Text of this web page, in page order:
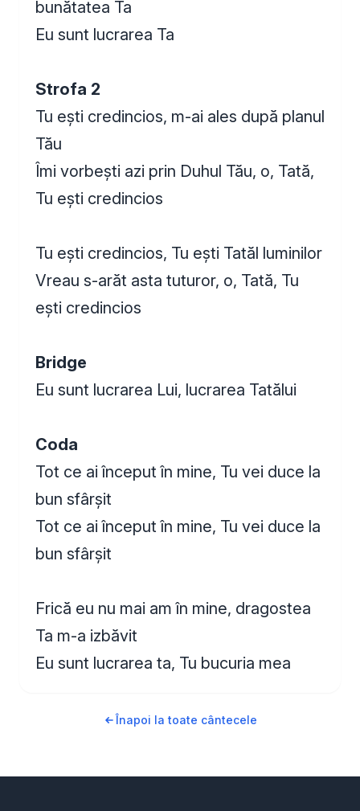
bunătatea Ta
Eu sunt lucrarea Ta
Strofa 2
Tu ești credincios, m-ai ales după planul
Tău
Îmi vorbești azi prin Duhul Tău, o, Tată,
Tu ești credincios
Tu ești credincios, Tu ești Tatăl luminilor
Vreau s-arăt asta tuturor, o, Tată, Tu
ești credincios
Bridge
Eu sunt lucrarea Lui, lucrarea Tatălui
Coda
Tot ce ai început în mine, Tu vei duce la
bun sfârșit
Tot ce ai început în mine, Tu vei duce la
bun sfârșit
Frică eu nu mai am în mine, dragostea
Ta m-a izbăvit
Eu sunt lucrarea ta, Tu bucuria mea
Înapoi la toate cântecele